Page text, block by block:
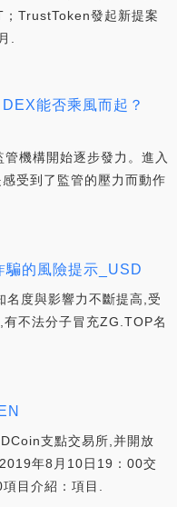
TrustToken發起新提案
.
能否乘風而起？
機構開始逐步發力。進入
受到了監管的壓力而動作
騙的風險提示_USD
度與影響力不斷提高,受
不法分子冒充ZG.TOP名
支點交易所,并開放
年8月10日19：00交
目介紹：項目.